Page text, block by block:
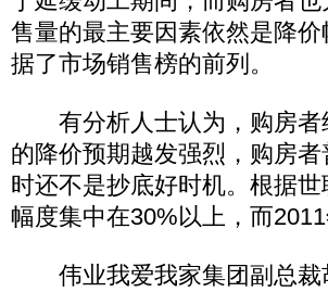
售量的最主要因素依然是降
据了市场销售榜的前列。
有分析人士认为，购房者
的降价预期越发强烈，购房
时还不是抄底好时机。根据
幅度集中在30%以上，而
伟业我爱我家集团副总裁